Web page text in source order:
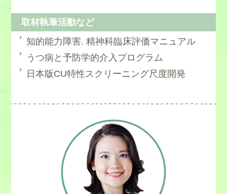
取材執筆活動など
知的能力障害. 精神科臨床評価マニュアル
うつ病と予防学的介入プログラム
日本版CU特性スクリーニング尺度開発